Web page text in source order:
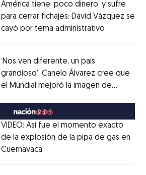
América tiene ‘poco dinero’ y sufre
para cerrar fichajes: David Vázquez se
cayó por tema administrativo
‘Nos ven diferente, un país
grandioso’: Canelo Álvarez cree que
el Mundial mejoró la imagen de
MéxicoOpens in new window
VIDEO: Así fue el momento exacto
de la explosión de la pipa de gas en
Cuernavaca